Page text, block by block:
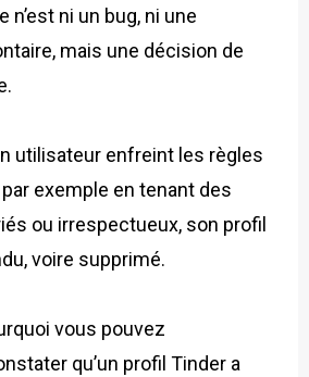
ni un bug, ni une
mais une décision de
utilisateur enfreint les règles
exemple en tenant des
ou irrespectueux, son profil
voire supprimé.
vous pouvez
qu’un profil Tinder a